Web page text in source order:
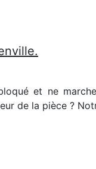
et ne
de la pièce ?